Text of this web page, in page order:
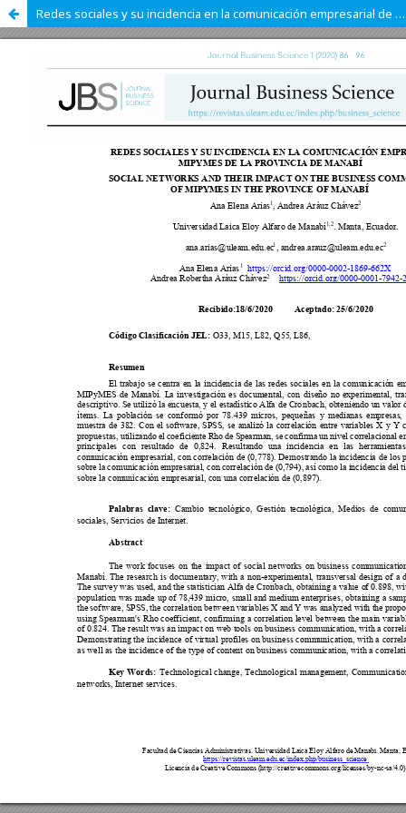
Redes sociales y su incidencia en la comunicación empresarial de Mipymes de la Provincia de Manabí